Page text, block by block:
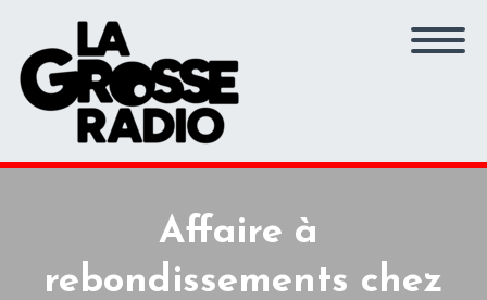
Affaire à
rebondissements chez